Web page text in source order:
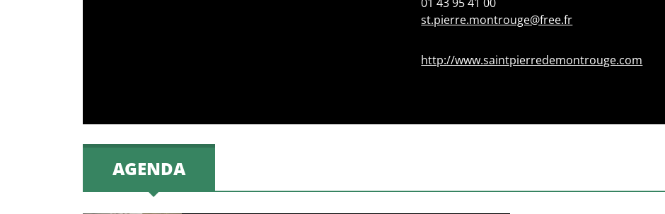
st.pierre.montrouge@free.fr
http://www.saintpierredemontrouge.com
AGENDA